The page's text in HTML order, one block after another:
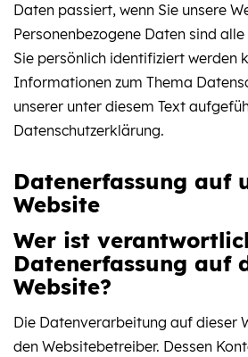
Daten passiert, wenn Sie unsere
Personenbezogene Daten sind
Sie persönlich identifiziert werden
Informationen zum Thema
unserer unter diesem Text
Datenschutzerklärung.
Datenerfassung auf
Website
Wer ist
Datenerfassung auf
Website?
Die Datenverarbeitung auf dieser
den Websitebetreiber. Dessen